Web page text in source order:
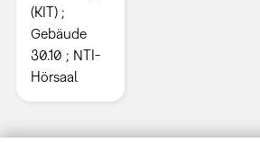
(KIT) ;
Gebäude
30.10 ; NTI-
Hörsaal